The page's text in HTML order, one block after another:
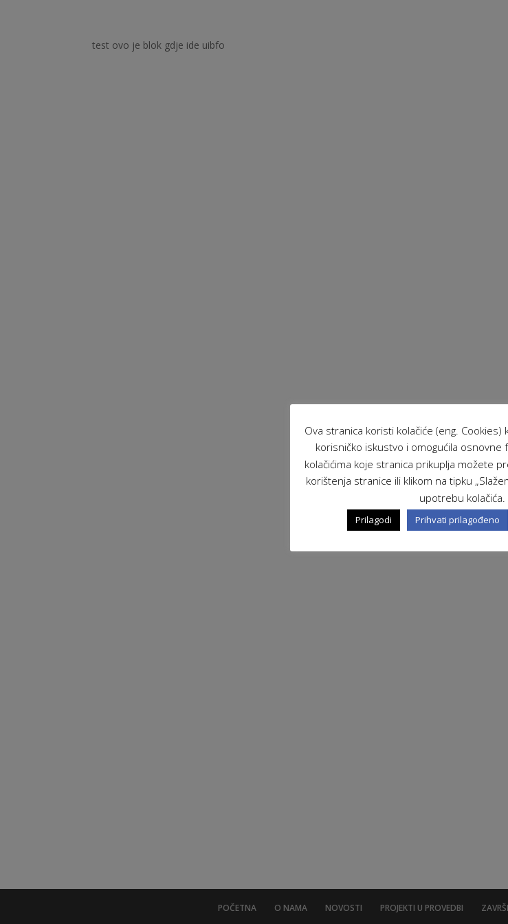
test ovo je blok gdje ide uibfo
POČETNA O NAMA NOVOSTI PROJEKTI U PROVEDBI
Ova stranica koristi kolačiće (eng. Cookies)
korisničko iskustvo i omogućila osnovne
kolačićima koje stranica prikuplja možete
korištenja stranice ili klikom na tipku
upotrebu kolačića.
Prilagodi Prihvati prilagođeno